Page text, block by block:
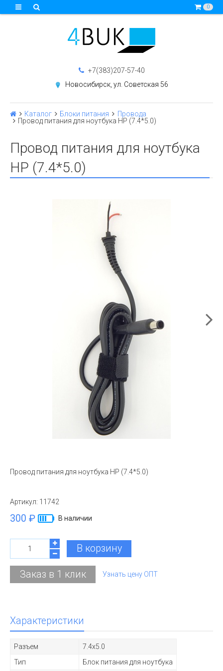
0
+7(383)207-57-40
Новосибирск, ул. Советская 56
Каталог Блоки питания
Провода
Провод питания для ноутбука HP (7.4*5.0)
Провод питания для ноутбука
HP (7.4*5.0)
Провод питания для ноутбука HP (7.4*5.0)
Артикул: 11742
300 ₽ В наличии
В корзину
Заказ в 1 клик Узнать цену ОПТ
Характеристики
Разъем
7.4x5.0
Тип
Блок питания для ноутбука